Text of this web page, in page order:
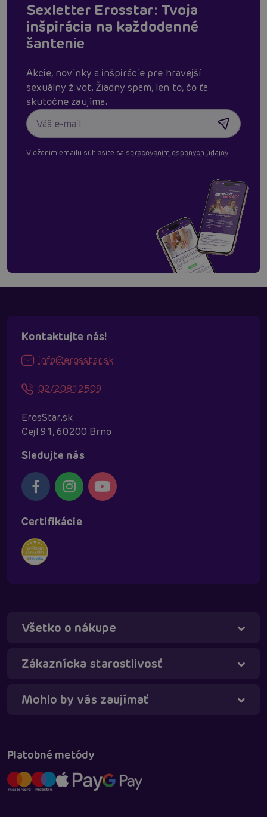
Sexletter Erosstar: Tvoja
inšpirácia na každodenné
šantenie
Akcie, novinky a inšpirácie pre hravejší
sexuálny život. Žiadny spam, len to, čo ťa
skutočne zaujíma.
Vložením emailu súhlasíte sa spracovaním osobných údajov
Kontaktujte nás!
info@erosstar.sk
02/20812509
ErosStar.sk
Cejl 91, 60200 Brno
Sledujte nás
Certifikácie
Všetko o nákupe
Zákaznícka starostlivosť
Mohlo by vás zaujímať
Platobné metódy
Táňa - virtuálna asistentka